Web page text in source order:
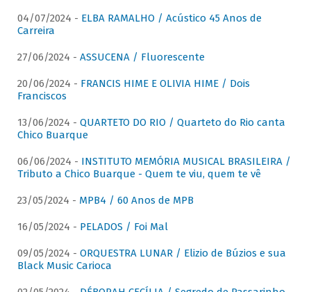
04/07/2024 - ELBA RAMALHO / Acústico 45 Anos de
Carreira
27/06/2024 - ASSUCENA / Fluorescente
20/06/2024 - FRANCIS HIME E OLIVIA HIME / Dois
Franciscos
13/06/2024 - QUARTETO DO RIO / Quarteto do Rio canta
Chico Buarque
06/06/2024 - INSTITUTO MEMÓRIA MUSICAL BRASILEIRA /
Tributo a Chico Buarque - Quem te viu, quem te vê
23/05/2024 - MPB4 / 60 Anos de MPB
16/05/2024 - PELADOS / Foi Mal
09/05/2024 - ORQUESTRA LUNAR / Elizio de Búzios e sua
Black Music Carioca